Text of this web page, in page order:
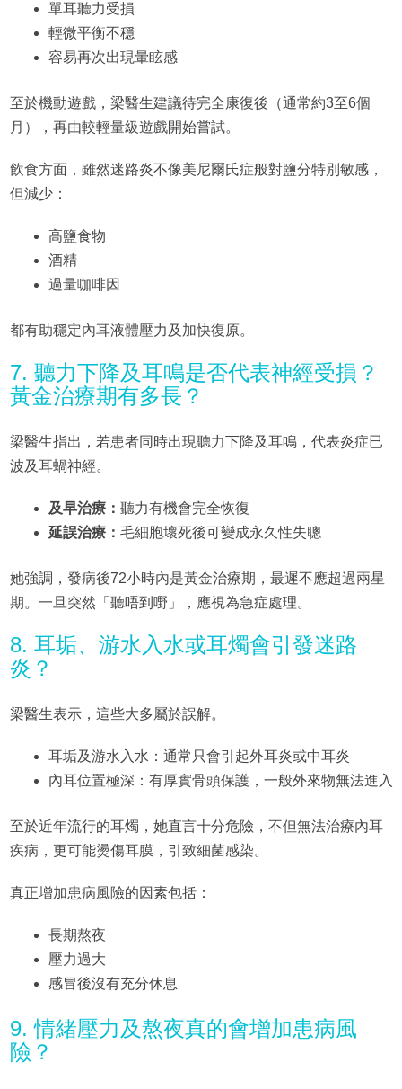
單耳聽力受損
輕微平衡不穩
容易再次出現暈眩感
至於機動遊戲，梁醫生建議待完全康復後（通常約3至6個
月），再由較輕量級遊戲開始嘗試。
飲食方面，雖然迷路炎不像美尼爾氏症般對鹽分特別敏感，
但減少：
高鹽食物
酒精
過量咖啡因
都有助穩定內耳液體壓力及加快復原。
7. 聽力下降及耳鳴是否代表神經受損？
黃金治療期有多長？
梁醫生指出，若患者同時出現聽力下降及耳鳴，代表炎症已
波及耳蝸神經。
及早治療： 聽力有機會完全恢復
延誤治療： 毛細胞壞死後可變成永久性失聰
她強調，發病後72小時內是黃金治療期，最遲不應超過兩星
期。一旦突然「聽唔到嘢」，應視為急症處理。
8. 耳垢、游水入水或耳燭會引發迷路
炎？
梁醫生表示，這些大多屬於誤解。
耳垢及游水入水：通常只會引起外耳炎或中耳炎
內耳位置極深：有厚實骨頭保護，一般外來物無法進入
至於近年流行的耳燭，她直言十分危險，不但無法治療內耳
疾病，更可能燙傷耳膜，引致細菌感染。
真正增加患病風險的因素包括：
長期熬夜
壓力過大
感冒後沒有充分休息
9. 情緒壓力及熬夜真的會增加患病風
險？